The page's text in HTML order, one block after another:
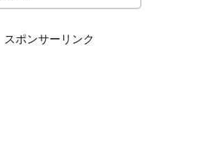
スポンサーリンク